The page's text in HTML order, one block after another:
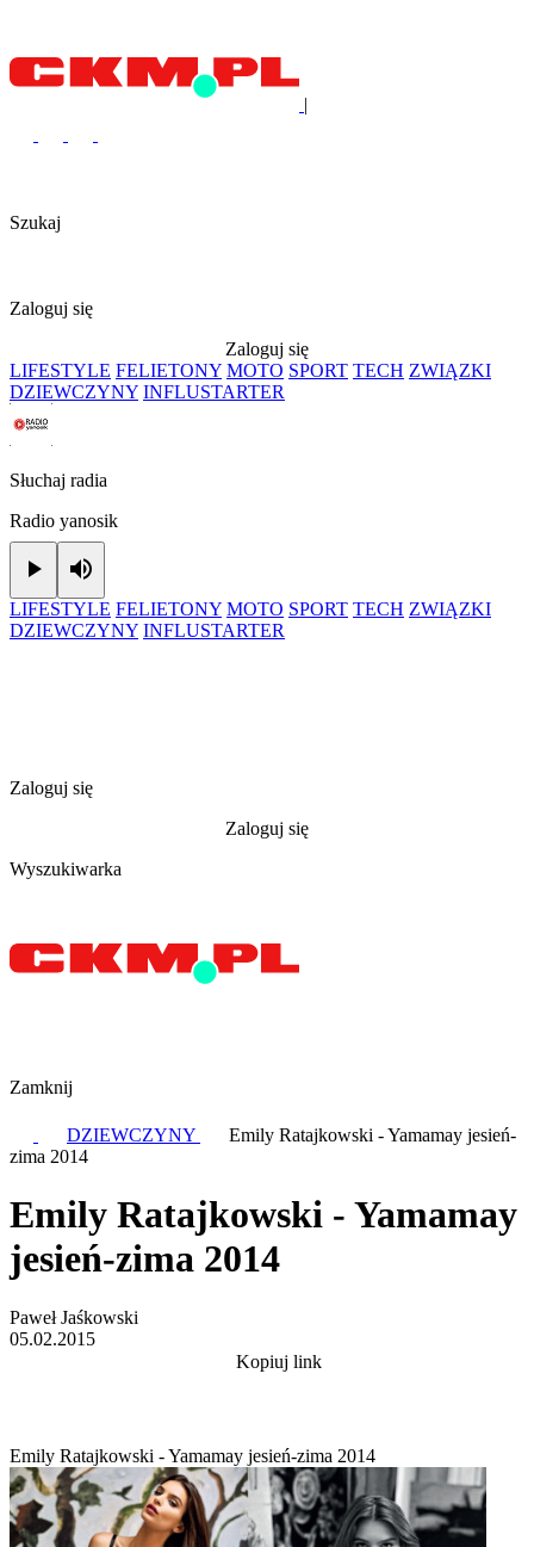
|
Szukaj
Zaloguj się
Zaloguj się
LIFESTYLE FELIETONY MOTO SPORT TECH ZWIĄZKI
DZIEWCZYNY INFLUSTARTER
Słuchaj radia
Radio yanosik
Play
LIFESTYLE FELIETONY MOTO SPORT TECH ZWIĄZKI
DZIEWCZYNY INFLUSTARTER
Zaloguj się
Zaloguj się
Wyszukiwarka
Zamknij
DZIEWCZYNY
Emily Ratajkowski - Yamamay jesień-
zima 2014
Emily Ratajkowski - Yamamay
jesień-zima 2014
Paweł Jaśkowski
05.02.2015
Kopiuj link
Emily Ratajkowski - Yamamay jesień-zima 2014